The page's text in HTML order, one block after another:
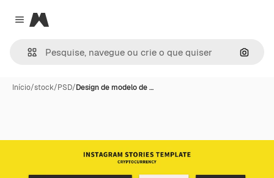
Close menu
Magnific
Início/stock/PSD/Design de modelo de …